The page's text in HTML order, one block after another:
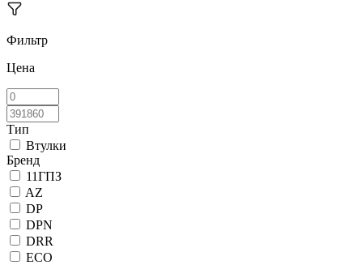
Фильтр
Цена
Тип
Втулки
Бренд
11ГПЗ
AZ
DP
DPN
DRR
ECO